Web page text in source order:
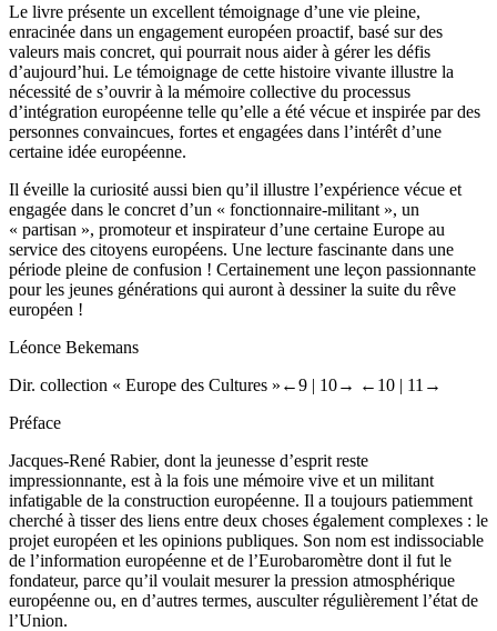
Le livre présente un excellent témoignage d’une vie pleine,
enracinée dans un engagement européen proactif, basé sur des
valeurs mais concret, qui pourrait nous aider à gérer les défis
d’aujourd’hui. Le témoignage de cette histoire vivante illustre la
nécessité de s’ouvrir à la mémoire collective du processus
d’intégration européenne telle qu’elle a été vécue et inspirée par des
personnes convaincues, fortes et engagées dans l’intérêt d’une
certaine idée européenne.
Il éveille la curiosité aussi bien qu’il illustre l’expérience vécue et
engagée dans le concret d’un « fonctionnaire-militant », un
« partisan », promoteur et inspirateur d’une certaine Europe au
service des citoyens européens. Une lecture fascinante dans une
période pleine de confusion ! Certainement une leçon passionnante
pour les jeunes générations qui auront à dessiner la suite du rêve
européen !
Léonce Bekemans
Dir. collection « Europe des Cultures » ←9 | 10→ ←10 | 11→
Préface
Jacques-René Rabier, dont la jeunesse d’esprit reste
impressionnante, est à la fois une mémoire vive et un militant
infatigable de la construction européenne. Il a toujours patiemment
cherché à tisser des liens entre deux choses également complexes : le
projet européen et les opinions publiques. Son nom est indissociable
de l’information européenne et de l’Eurobaromètre dont il fut le
fondateur, parce qu’il voulait mesurer la pression atmosphérique
européenne ou, en d’autres termes, ausculter régulièrement l’état de
l’Union.